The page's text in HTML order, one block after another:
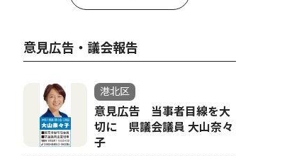
意見広告・議会報告
港北区
意見広告 当事者目線を大
切に 県議会議員 大山奈々
子